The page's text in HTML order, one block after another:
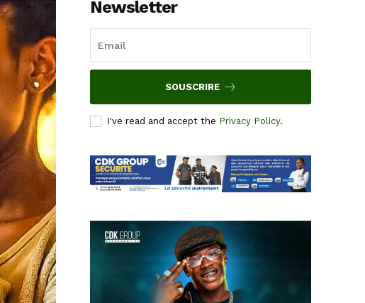
Newsletter
SOUSCRIRE
I've read and accept the Privacy Policy.